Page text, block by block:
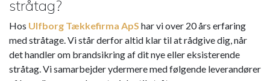
stråtag?
Hos Ulfborg Tækkefirma ApS har vi over 20 års erfaring
med stråtage. Vi står derfor altid klar til at rådgive dig, når
det handler om brandsikring af dit nye eller eksisterende
stråtag. Vi samarbejder ydermere med følgende leverandører
Kapow Casino
er et online casino, der tilbyder en bred vifte
Epic Casino
(Sverige) är ett populärt onlinecasino som har
Right now drivers license templates download
and use
Signor Bet
è una delle principali piattaforme di scommesse
è la principale piattaforma di scommesse sportive in